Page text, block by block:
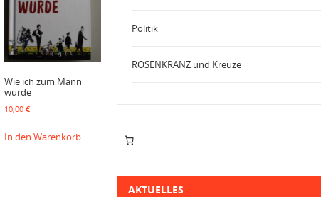
Wie ich zum Mann
wurde
10,00 €
In den Warenkorb
Politik
ROSENKRANZ und Kreuze
AKTUELLES